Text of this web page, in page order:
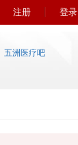
注册 登录
五洲医疗吧